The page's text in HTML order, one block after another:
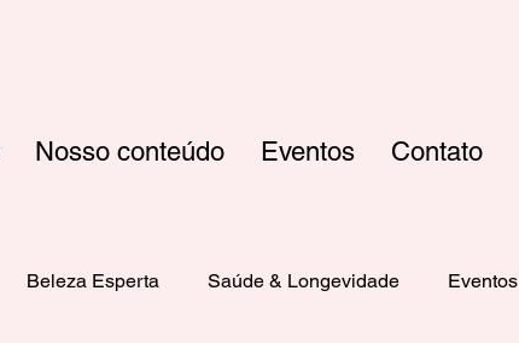
Nosso conteúdo Eventos Contato
Beleza Esperta Saúde & Longevidade Eventos